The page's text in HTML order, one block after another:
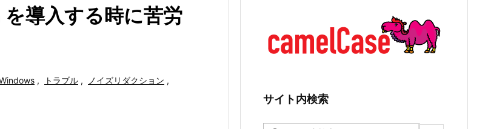
導入する時に苦労
, トラブル , ノイズリダクション ,
サイト内検索